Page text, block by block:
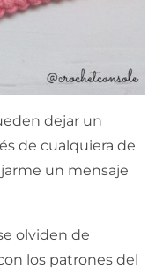
dejar un
de cualquiera de
un mensaje
olviden de
los patrones del